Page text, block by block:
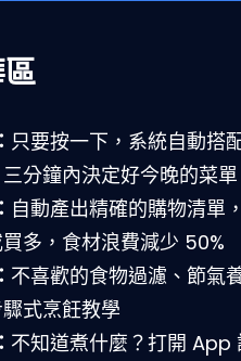
只要按一下，系統自動搭
分鐘內決定好今晚的菜單
自動產出精確的購物清單
多，食材浪費減少 50%
不喜歡的食物過濾、節氣
式烹飪教學
不知道煮什麼？打開 App